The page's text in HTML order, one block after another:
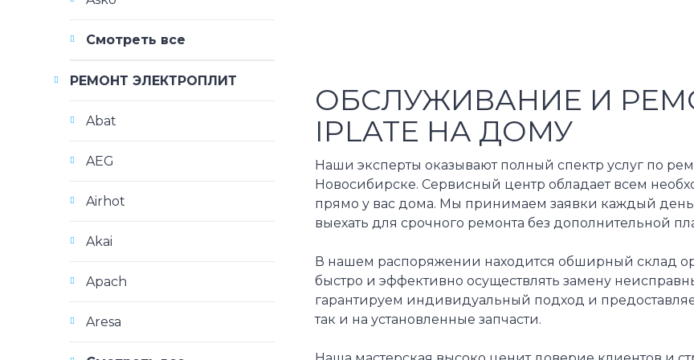
ОБСЛУЖИВАНИЕ И
IPLATE НА ДОМУ
Наши эксперты оказывают полный спектр услуг по
Новосибирске. Сервисный центр обладает всем
прямо у вас дома. Мы принимаем заявки каждый
выехать для срочного ремонта без дополнительной
В нашем распоряжении находится обширный склад
быстро и эффективно осуществлять замену
гарантируем индивидуальный подход и
так и на установленные запчасти.
Смотреть все
РЕМОНТ ЭЛЕКТРОПЛИТ
Abat
AEG
Airhot
Akai
Apach
Aresa